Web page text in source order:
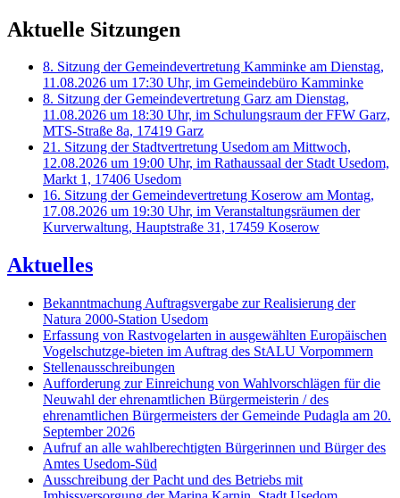
Aktuelle Sitzungen
8. Sitzung der Gemeindevertretung Kamminke am Dienstag,
11.08.2026 um 17:30 Uhr, im Gemeindebüro Kamminke
8. Sitzung der Gemeindevertretung Garz am Dienstag,
11.08.2026 um 18:30 Uhr, im Schulungsraum der FFW Garz,
MTS-Straße 8a, 17419 Garz
21. Sitzung der Stadtvertretung Usedom am Mittwoch,
12.08.2026 um 19:00 Uhr, im Rathaussaal der Stadt Usedom,
Markt 1, 17406 Usedom
16. Sitzung der Gemeindevertretung Koserow am Montag,
17.08.2026 um 19:30 Uhr, im Veranstaltungsräumen der
Kurverwaltung, Hauptstraße 31, 17459 Koserow
Aktuelles
Bekanntmachung Auftragsvergabe zur Realisierung der
Natura 2000-Station Usedom
Erfassung von Rastvogelarten in ausgewählten Europäischen
Vogelschutzge-bieten im Auftrag des StALU Vorpommern
Stellenausschreibungen
Aufforderung zur Einreichung von Wahlvorschlägen für die
Neuwahl der ehrenamtlichen Bürgermeisterin / des
ehrenamtlichen Bürgermeisters der Gemeinde Pudagla am 20.
September 2026
Aufruf an alle wahlberechtigten Bürgerinnen und Bürger des
Amtes Usedom-Süd
Ausschreibung der Pacht und des Betriebs mit